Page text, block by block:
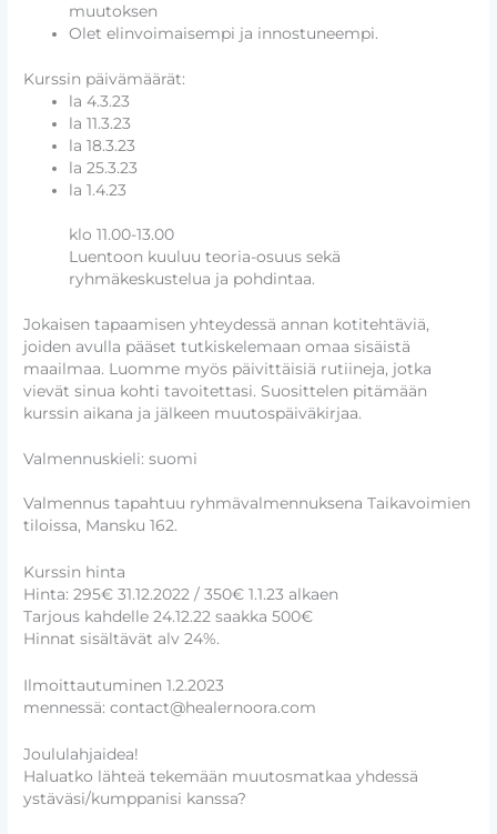
muutoksen
Olet elinvoimaisempi ja innostuneempi.
Kurssin päivämäärät:
la 4.3.23
la 11.3.23
la 18.3.23
la 25.3.23
la 1.4.23
klo 11.00-13.00
Luentoon kuuluu teoria-osuus sekä
ryhmäkeskustelua ja pohdintaa.
Jokaisen tapaamisen yhteydessä annan kotitehtäviä,
joiden avulla pääset tutkiskelemaan omaa sisäistä
maailmaa. Luomme myös päivittäisiä rutiineja, jotka
vievät sinua kohti tavoitettasi. Suosittelen pitämään
kurssin aikana ja jälkeen muutospäiväkirjaa.
Valmennuskieli: suomi
Valmennus tapahtuu ryhmävalmennuksena Taikavoimien
tiloissa, Mansku 162.
Kurssin hinta
Hinta: 295€ 31.12.2022 / 350€ 1.1.23 alkaen
Tarjous kahdelle 24.12.22 saakka 500€
Hinnat sisältävät alv 24%.
Ilmoittautuminen 1.2.2023
mennessä: contact@healernoora.com
Joululahjaidea!
Haluatko lähteä tekemään muutosmatkaa yhdessä
ystäväsi/kumppanisi kanssa?